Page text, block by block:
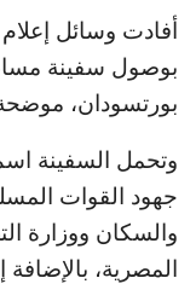
بوصول سفينة
بورتسودان، موضحة
جهود القوات
والسكان ووزارة
المصرية،